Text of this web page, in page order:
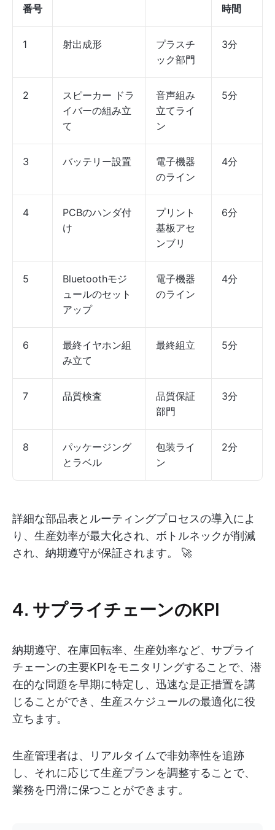
番号
時間
1 射出成形
プラスチ
ック部門
3分
2
スピーカー ドラ
イバーの組み立
て
音声組み
立てライ
ン
5分
3 バッテリー設置
電子機器
のライン
4分
4
PCBのハンダ付
け
プリント
基板アセ
ンブリ
6分
5
Bluetoothモジ
ュールのセット
アップ
電子機器
のライン
4分
6
最終イヤホン組
み立て
最終組立 5分
7 品質検査
品質保証
部門
3分
8
パッケージング
とラベル
包装ライ
ン
2分
詳細な部品表とルーティングプロセスの導入によ
り、生産効率が最大化され、ボトルネックが削減
され、納期遵守が保証されます。 🚀
4. サプライチェーンのKPI
納期遵守、在庫回転率、生産効率など、サプライ
チェーンの主要KPIをモニタリングすることで、潜
在的な問題を早期に特定し、迅速な是正措置を講
じることができ、生産スケジュールの最適化に役
立ちます。
生産管理者は、リアルタイムで非効率性を追跡
し、それに応じて生産プランを調整することで、
業務を円滑に保つことができます。